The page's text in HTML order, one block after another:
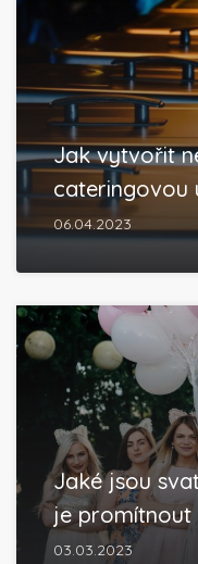
Jak vytvořit
cateringovou
06.04.2023
Jaké jsou
je
03.03.2023